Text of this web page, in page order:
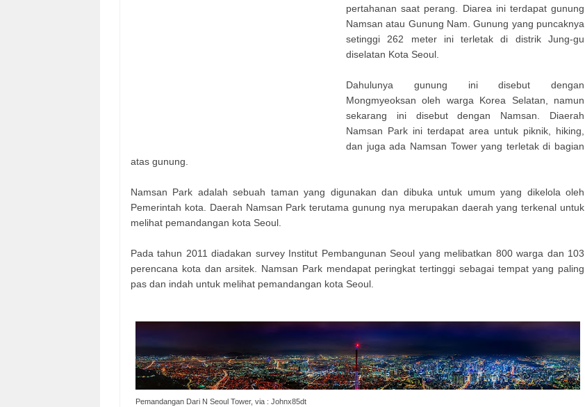
pertahanan saat perang. Diarea ini terdapat gunung
Namsan atau Gunung Nam. Gunung yang puncaknya
setinggi 262 meter ini terletak di distrik Jung-gu
diselatan Kota Seoul.
Dahulunya gunung ini disebut dengan
Mongmyeoksan oleh warga Korea Selatan, namun
sekarang ini disebut dengan Namsan. Diaerah
Namsan Park ini terdapat area untuk piknik, hiking,
dan juga ada Namsan Tower yang terletak di bagian
atas gunung.
Namsan Park adalah sebuah taman yang digunakan dan dibuka untuk umum yang dikelola oleh
Pemerintah kota. Daerah Namsan Park terutama gunung nya merupakan daerah yang terkenal untuk
melihat pemandangan kota Seoul.
Pada tahun 2011 diadakan survey Institut Pembangunan Seoul yang melibatkan 800 warga dan 103
perencana kota dan arsitek. Namsan Park mendapat peringkat tertinggi sebagai tempat yang paling
pas dan indah untuk melihat pemandangan kota Seoul.
Pemandangan Dari N Seoul Tower, via : Johnx85dt